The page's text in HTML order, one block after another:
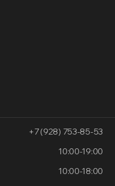
+7 (928) 753-85-53
10:00-19:00
10:00-18:00